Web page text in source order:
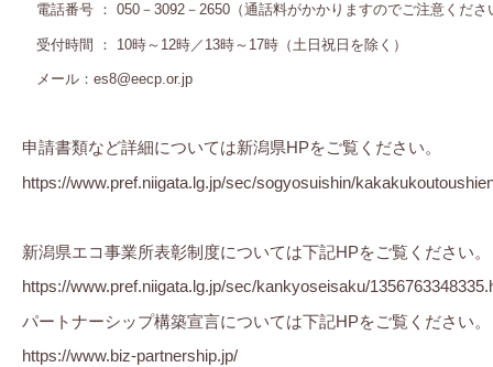
電話番号 ： 050－3092－2650（通話料がかかりますのでご注意くだ
受付時間 ： 10時～12時／13時～17時（土日祝日を除く）
メール：es8@eecp.or.jp
申請書類など詳細については新潟県HPをご覧ください。
https://www.pref.niigata.lg.jp/sec/sogyosuishin/
新潟県エコ事業所表彰制度については下記HPをご覧ください。
https://www.pref.niigata.lg.jp/sec/kankyoseisaku/
パートナーシップ構築宣言については下記HPをご覧ください。
https://www.biz-partnership.jp/